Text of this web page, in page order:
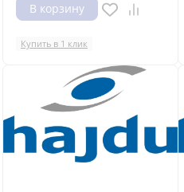
В корзину
Купить в 1 клик